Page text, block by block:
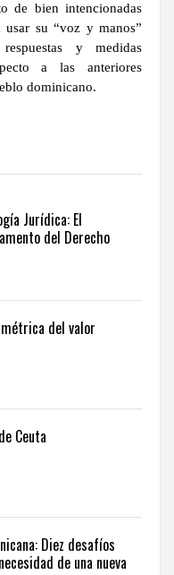
de bien intencionadas
usar su “voz y manos”
y medidas
a las anteriores
dominicano.
Jurídica: El
del Derecho
métrica del valor
Ceuta
Diez desafíos
de una nueva